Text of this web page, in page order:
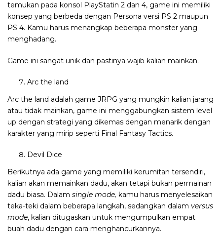
temukan pada konsol PlayStatin 2 dan 4, game ini memiliki
konsep yang berbeda dengan Persona versi PS 2 maupun
PS 4. Kamu harus menangkap beberapa monster yang
menghadang.
Game ini sangat unik dan pastinya wajib kalian mainkan.
Arc the land
Arc the land adalah game JRPG yang mungkin kalian jarang
atau tidak mainkan, game ini menggabungkan sistem level
up dengan strategi yang dikemas dengan menarik dengan
karakter yang mirip seperti Final Fantasy Tactics.
Devil Dice
Berikutnya ada game yang memiliki kerumitan tersendiri,
kalian akan memainkan dadu, akan tetapi bukan permainan
dadu biasa. Dalam single mode, kamu harus menyelesaikan
teka-teki dalam beberapa langkah, sedangkan dalam versus
mode, kalian ditugaskan untuk mengumpulkan empat
buah dadu dengan cara menghancurkannya.